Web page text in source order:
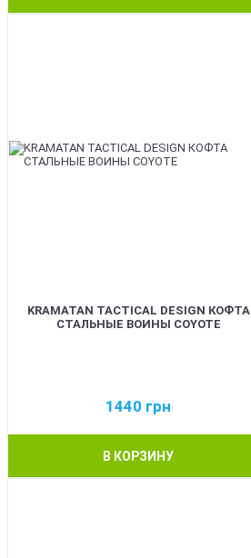
KRAMATAN TACTICAL DESIGN КОФТА
СТАЛЬНЫЕ ВОИНЫ COYOTE
1440 грн
В КОРЗИНУ